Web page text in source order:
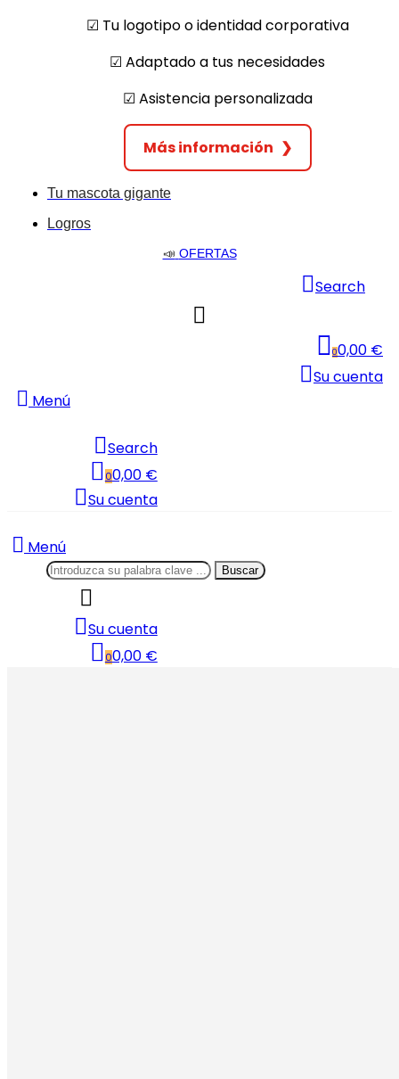
☑︎ Tu logotipo o identidad corporativa
☑︎ Adaptado a tus necesidades
☑︎ Asistencia personalizada
Más información ❯
Tu mascota gigante
Logros
📣 OFERTAS
Search
00,00 €
Su cuenta
Menú
Search
00,00 €
Su cuenta
Menú
Buscar
Su cuenta
00,00 €